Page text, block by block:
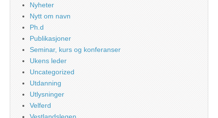
Nyheter
Nytt om navn
Ph.d
Publikasjoner
Seminar, kurs og konferanser
Ukens leder
Uncategorized
Utdanning
Utlysninger
Velferd